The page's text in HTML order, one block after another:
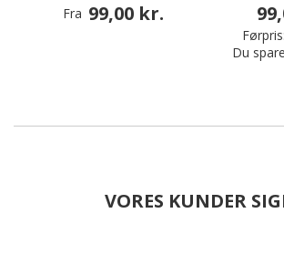
Fra 99,00 kr.
Førpris:
Du
VORES KUNDER